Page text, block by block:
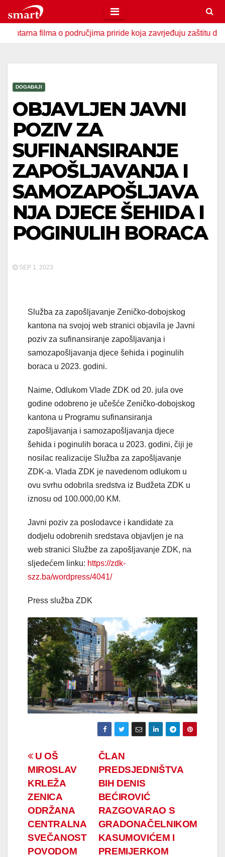
to
contento područjima priride koja zavrjeđuju zaštitu države
DOGAĐAJI
OBJAVLJEN JAVNI
POZIV ZA
SUFINANSIRANJE
ZAPOŠLJAVANJA I
SAMOZAPOŠLJAVA
NJA DJECE ŠEHIDA I
POGINULIH BORACA
SEP 1, 2023
Služba za zapošljavanje Zeničko-dobojskog
kantona na svojoj web stranici objavila je Javni
poziv za sufinansiranje zapošljavanja i
samozapošljavanja djece šehida i poginulih
boraca u 2023. godini.
Naime, Odlukom Vlade ZDK od 20. jula ove
godine odobreno je učešće Zeničko-dobojskog
kantona u Programu sufinansiranja
zapošljavanja i samozapošljavanja djece
šehida i poginulih boraca u 2023. godini, čiji je
nosilac realizacije Služba za zapošljavanje
ZDK-a. Vlada ZDK je navedenom odlukom u
ovu svrhu odobrila sredstva iz Budžeta ZDK u
iznosu od 100.000,00 KM.
Javni poziv za poslodavce i kandidate za
dodjelu odobrenih sredstava objavljen je na
web stranici Službe za zapošljavanje ZDK, na
sljedećem linku: https://zdk-
szz.ba/wordpress/4041/
Press služba ZDK
Navigacija
članaka
ČLAN
PREDSJEDNIŠTVA
BIH DENIS
BEĆIROVIĆ
RAZGOVARAO S
GRADONAČELNIKOM
KASUMOVIĆEM I
PREMIJERKOM
U OŠ
MIROSLAV
KRLEŽA
ZENICA
ODRŽANA
CENTRALNA
SVEČANOST
POVODOM